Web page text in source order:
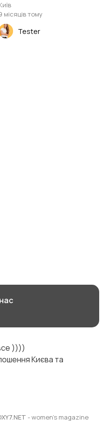
місяців тому
Tester
))))
Києва та
- women's magazine